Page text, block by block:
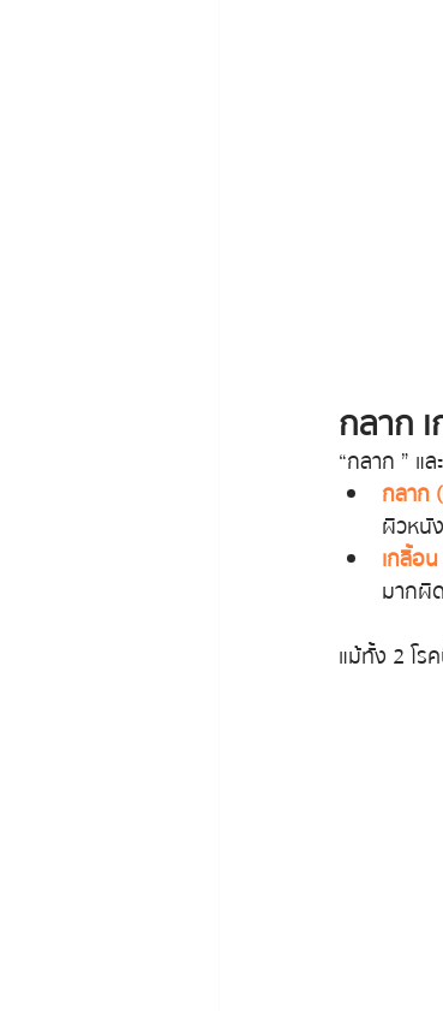
กลาก
“ กลาก ”
กลาก
ผิวหนั
เกลื้อ
มากผิ
แม้ทั้ง 2 โ